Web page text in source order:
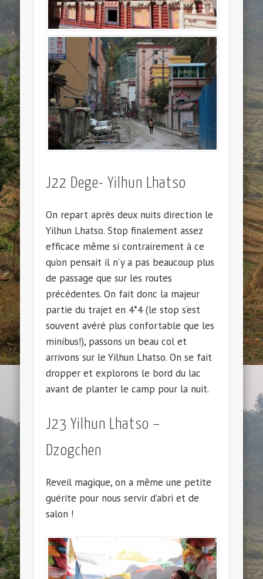
J22 Dege- Yilhun Lhatso
On repart après deux nuits direction le
Yilhun Lhatso. Stop finalement assez
efficace même si contrairement à ce
qu’on pensait il n’y a pas beaucoup plus
de passage que sur les routes
précédentes. On fait donc la majeur
partie du trajet en 4*4 (le stop s’est
souvent avéré plus confortable que les
minibus!), passons un beau col et
arrivons sur le Yilhun Lhatso. On se fait
dropper et explorons le bord du lac
avant de planter le camp pour la nuit.
J23 Yilhun Lhatso –
Dzogchen
Reveil magique, on a même une petite
guérite pour nous servir d’abri et de
salon !